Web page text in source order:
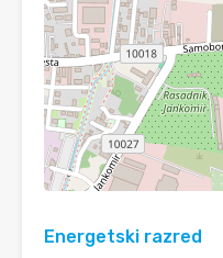
Energetski razred